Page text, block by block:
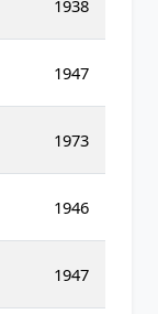
1938
1947
1973
1946
1947